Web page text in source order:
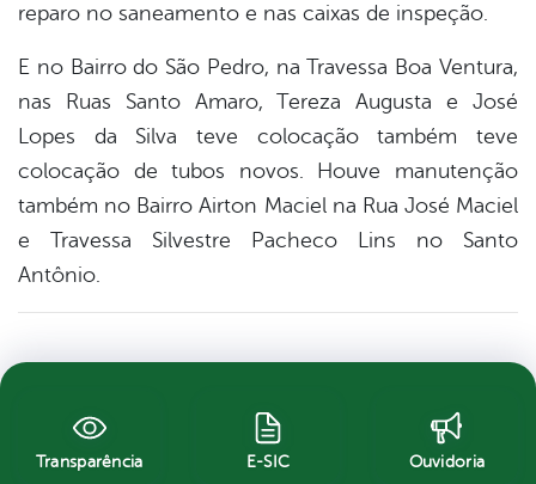
reparo no saneamento e nas caixas de inspeção.
E no Bairro do São Pedro, na Travessa Boa Ventura,
nas Ruas Santo Amaro, Tereza Augusta e José
Lopes da Silva teve colocação também teve
colocação de tubos novos. Houve manutenção
também no Bairro Airton Maciel na Rua José Maciel
e Travessa Silvestre Pacheco Lins no Santo
Antônio.
Transparência E-SIC Ouvidoria